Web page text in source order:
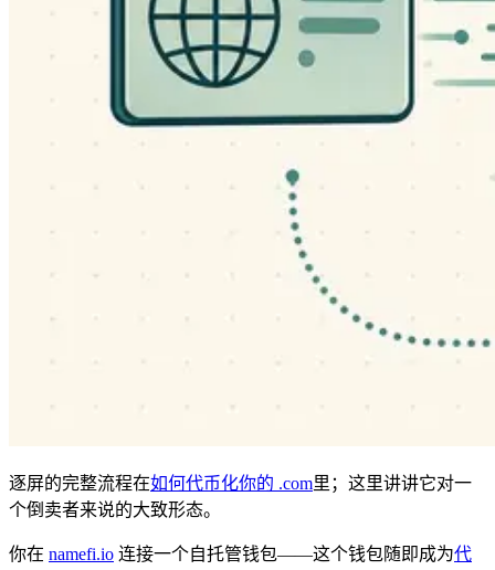
逐屏的完整流程在如何代币化你的 .com里；这里讲讲它对一
个倒卖者来说的大致形态。
你在 namefi.io 连接一个自托管钱包——这个钱包随即成为代